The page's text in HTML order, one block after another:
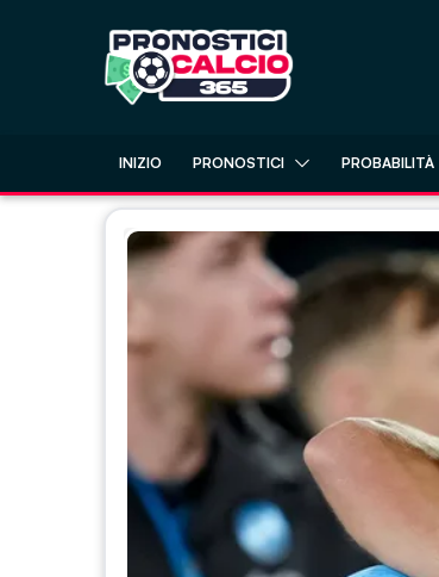
INIZIO PRONOSTICI PROBABILITÀ